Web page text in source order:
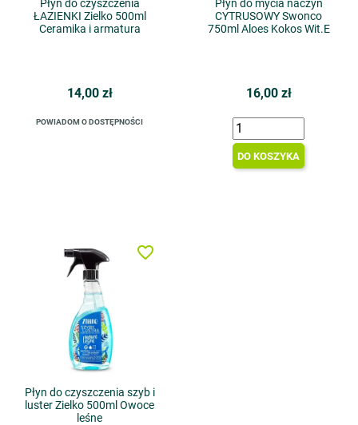
Płyn do czyszczenia
ŁAZIENKI Zielko 500ml
Ceramika i armatura
14,00 zł
POWIADOM O DOSTĘPNOŚCI
Płyn do mycia naczyń
CYTRUSOWY Swonco
750ml Aloes Kokos Wit.E
16,00 zł
DO KOSZYKA
Płyn do czyszczenia szyb i
luster Zielko 500ml Owoce
leśne
favorite_border